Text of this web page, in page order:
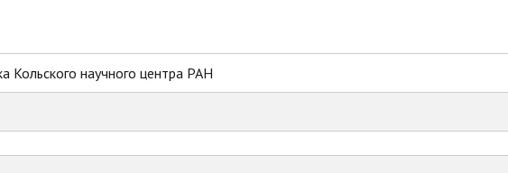
Кольского научного центра РАН